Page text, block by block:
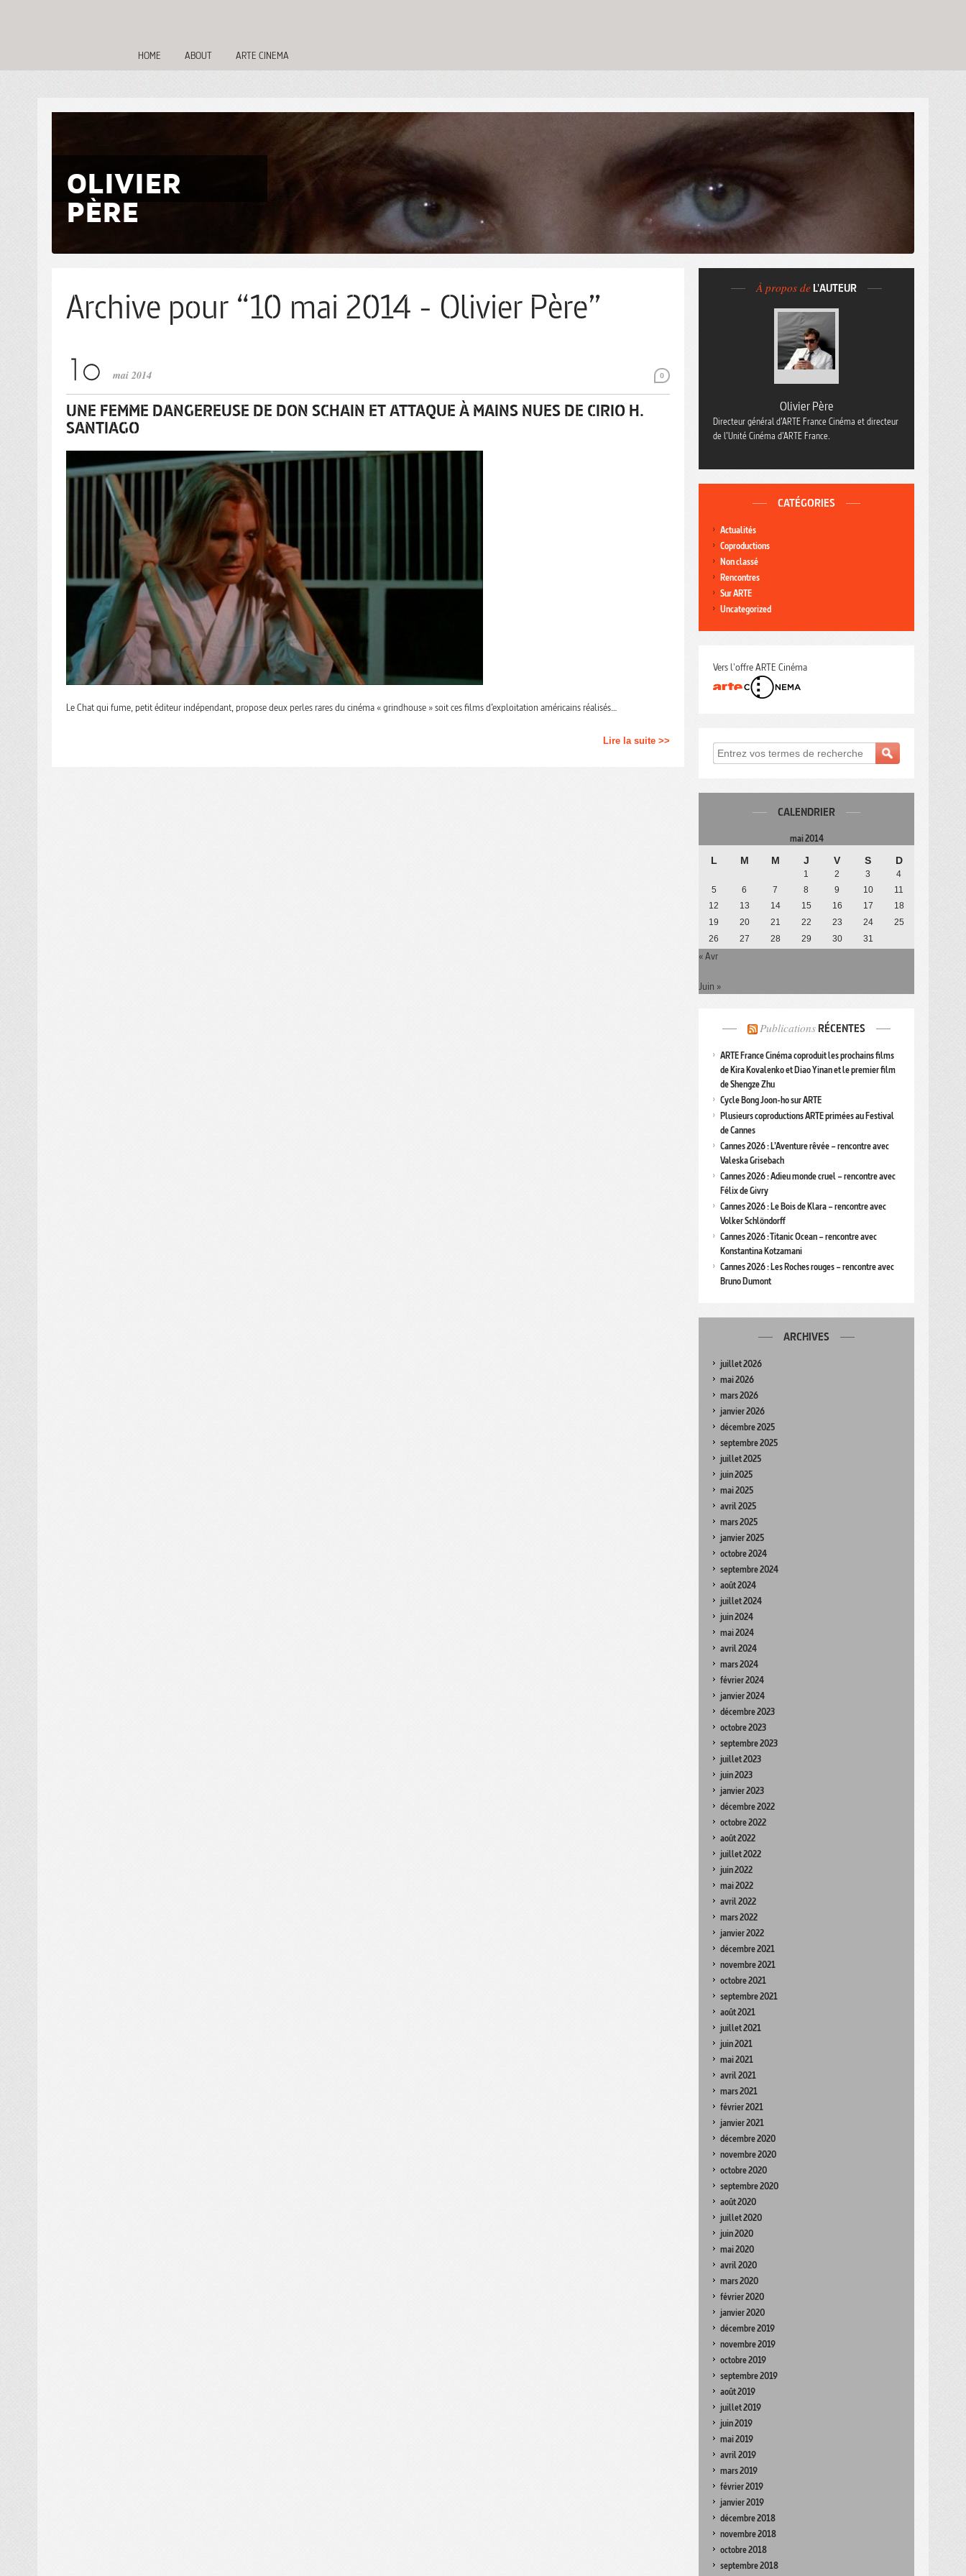
HOME ABOUT ARTE CINEMA
OLIVIER
PÈRE
Archive pour “10 mai 2014 - Olivier Père”
0
mai 2014
UNE FEMME DANGEREUSE DE DON SCHAIN ET ATTAQUE À MAINS NUES DE CIRIO H.
SANTIAGO
Le Chat qui fume, petit éditeur indépendant, propose deux perles rares du cinéma « grindhouse » soit ces films d’exploitation américains réalisés…
Lire la suite >>
À propos de L'AUTEUR
Olivier Père
Directeur général d’ARTE France Cinéma et directeur
de l’Unité Cinéma d’ARTE France.
CATÉGORIES
Actualités
Coproductions
Non classé
Rencontres
Sur ARTE
Uncategorized
Vers l'offre ARTE Cinéma
CALENDRIER
mai 2014
L M M J V S D
1 2 3
4
5
6 7 8 9 10
11
12
13 14 15 16 17
18
19
20 21 22 23 24
25
26
27 28 29 30 31
« Avr
Juin »
Publications RÉCENTES
ARTE France Cinéma coproduit les prochains films
de Kira Kovalenko et Diao Yinan et le premier film
de Shengze Zhu
Cycle Bong Joon-ho sur ARTE
Plusieurs coproductions ARTE primées au Festival
de Cannes
Cannes 2026 : L’Aventure rêvée – rencontre avec
Valeska Grisebach
Cannes 2026 : Adieu monde cruel – rencontre avec
Félix de Givry
Cannes 2026 : Le Bois de Klara – rencontre avec
Volker Schlöndorff
Cannes 2026 : Titanic Ocean – rencontre avec
Konstantina Kotzamani
Cannes 2026 : Les Roches rouges – rencontre avec
Bruno Dumont
ARCHIVES
juillet 2026
mai 2026
mars 2026
janvier 2026
décembre 2025
septembre 2025
juillet 2025
juin 2025
mai 2025
avril 2025
mars 2025
janvier 2025
octobre 2024
septembre 2024
août 2024
juillet 2024
juin 2024
mai 2024
avril 2024
mars 2024
février 2024
janvier 2024
décembre 2023
octobre 2023
septembre 2023
juillet 2023
juin 2023
janvier 2023
décembre 2022
octobre 2022
août 2022
juillet 2022
juin 2022
mai 2022
avril 2022
mars 2022
janvier 2022
décembre 2021
novembre 2021
octobre 2021
septembre 2021
août 2021
juillet 2021
juin 2021
mai 2021
avril 2021
mars 2021
février 2021
janvier 2021
décembre 2020
novembre 2020
octobre 2020
septembre 2020
août 2020
juillet 2020
juin 2020
mai 2020
avril 2020
mars 2020
février 2020
janvier 2020
décembre 2019
novembre 2019
octobre 2019
septembre 2019
août 2019
juillet 2019
juin 2019
mai 2019
avril 2019
mars 2019
février 2019
janvier 2019
décembre 2018
novembre 2018
octobre 2018
septembre 2018